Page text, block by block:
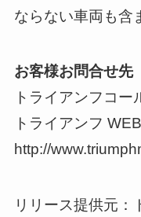
ならない車両も含
お客様お問合せ先
トライアンフコ
トライアンフ
http://
リリース提供元：